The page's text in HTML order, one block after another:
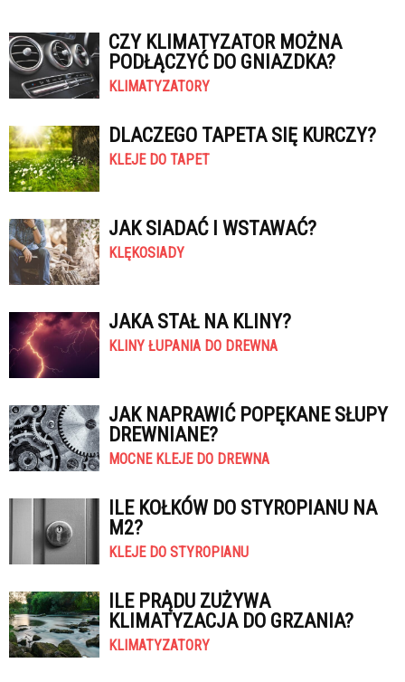
CZY KLIMATYZATOR MOŻNA
PODŁĄCZYĆ DO GNIAZDKA?
KLIMATYZATORY
DLACZEGO TAPETA SIĘ KURCZY?
KLEJE DO TAPET
JAK SIADAĆ I WSTAWAĆ?
KLĘKOSIADY
JAKA STAŁ NA KLINY?
KLINY ŁUPANIA DO DREWNA
JAK NAPRAWIĆ POPĘKANE SŁUPY
DREWNIANE?
MOCNE KLEJE DO DREWNA
ILE KOŁKÓW DO STYROPIANU NA
M2?
KLEJE DO STYROPIANU
ILE PRĄDU ZUŻYWA
KLIMATYZACJA DO GRZANIA?
KLIMATYZATORY